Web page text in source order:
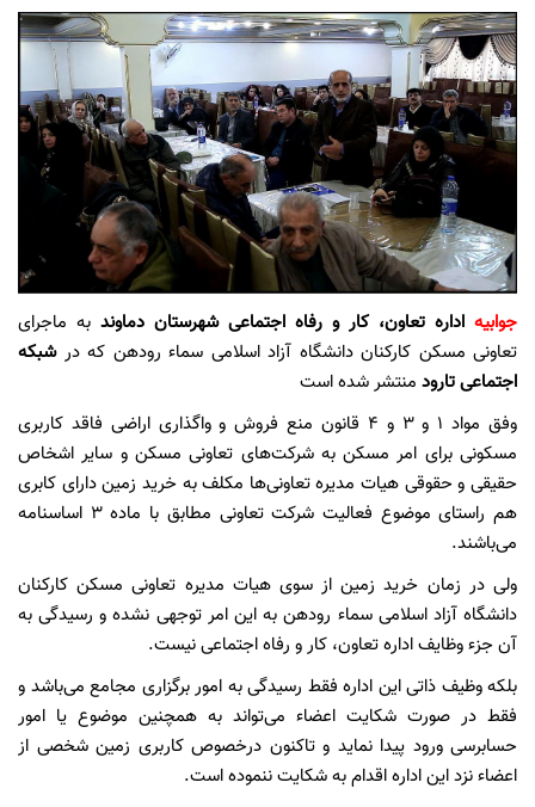
جوابیه اداره تعاون، کار و رفاه اجتماعی شهرستان دماوند به ماجرای
تعاونی مسکن کارکنان دانشگاه آزاد اسلامی سماء رودهن که درشبکه
اجتماعی تارود منتشر شده است
وفق مواد 1 و 3 و 4 قانون منع فروش و واگذاری اراضی فاقد کاربری
مسکونی برای امر مسکن به شرکت‌های تعاونی مسکن و سایر اشخاص
حقیقی و حقوقی هیات مدیره تعاونی‌ها مکلف به خرید زمین دارای کابری
هم راستای موضوع فعالیت شرکت تعاونی مطابق با ماده 3 اساسنامه
می‌باشند.
ولی در زمان خرید زمین از سوی هیات مدیره تعاونی مسکن کارکنان
دانشگاه آزاد اسلامی سماء رودهن به این امر توجهی نشده و رسیدگی به
آن جزء وظایف اداره تعاون، کار و رفاه اجتماعی نیست.
بلکه وظیف ذاتی این اداره فقط رسیدگی به امور برگزاری مجامع می‌باشد و
فقط در صورت شکایت اعضاء می‌تواند به همچنین موضوع یا امور
حسابرسی ورود پیدا نماید و تاکنون درخصوص کاربری زمین شخصی از
اعضاء نزد این اداره اقدام به شکایت ننموده است.